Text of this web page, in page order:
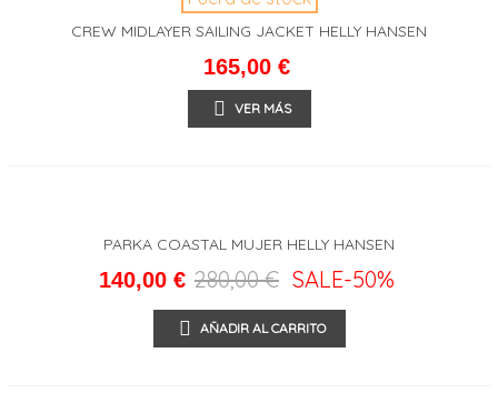
CREW MIDLAYER SAILING JACKET HELLY HANSEN
165,00 €
VER MÁS
PARKA COASTAL MUJER HELLY HANSEN
140,00 € 280,00 € SALE-50%
AÑADIR AL CARRITO